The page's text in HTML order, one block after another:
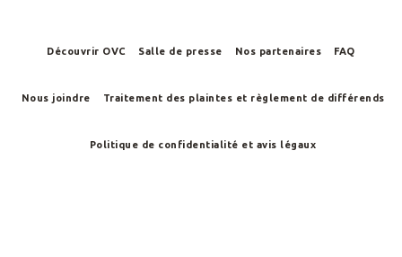
Découvrir OVC Salle de presse Nos partenaires FAQ
Nous joindre Traitement des plaintes et règlement de différends
Politique de confidentialité et avis légaux